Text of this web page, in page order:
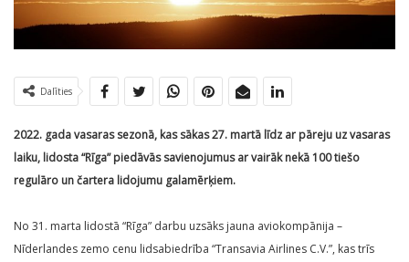
Dalīties
2022. gada vasaras sezonā, kas sākas 27. martā līdz ar pāreju uz vasaras
laiku, lidosta “Rīga” piedāvās savienojumus ar vairāk nekā 100 tiešo
regulāro un čartera lidojumu galamērķiem.
No 31. marta lidostā “Rīga” darbu uzsāks jauna aviokompānija –
Nīderlandes zemo cenu lidsabiedrība “Transavia Airlines C.V.”, kas trīs